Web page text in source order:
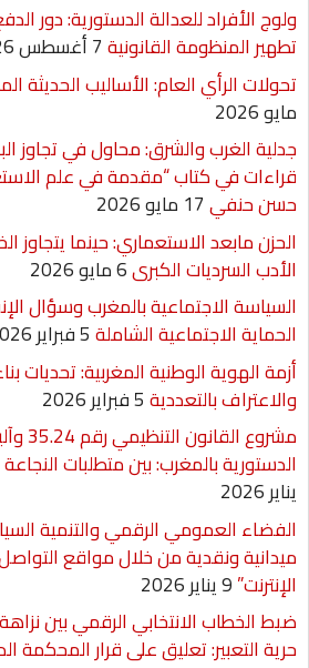
ولوج الأفراد للعدالة الدستورية: دور
تطهير المنظومة القانونية7 أغسطس 2026
تحولات الرأي العام: الأساليب الحديثة
مايو 2026
جدلية الغرب والشرق: محاول في تجاوز
قراءات في كتاب “مقدمة في علم
حسن حنفي17 مايو 2026
الحزن مابعد الاستعماري: حينما يتجاوز
الأدب السرديات الكبرى6 مايو 2026
السياسة الاجتماعية بالمغرب وسؤال
الحماية الاجتماعية الشاملة5 فبراير 2026
أزمة الهوية الوطنية المغربية: تحديات
والاعتراف بالتعددية5 فبراير 2026
مشروع
الدستورية بالمغرب: بين متطلبات
يناير 2026
الفضاء العمومي الرقمي والتنمية
ميدانية ونقدية من خلال مواقع
الإنترنت”9 يناير 2026
ضبط الخطاب الانتخابي الرقمي بين
حرية التعبير: تعليق على قرار المحكمة